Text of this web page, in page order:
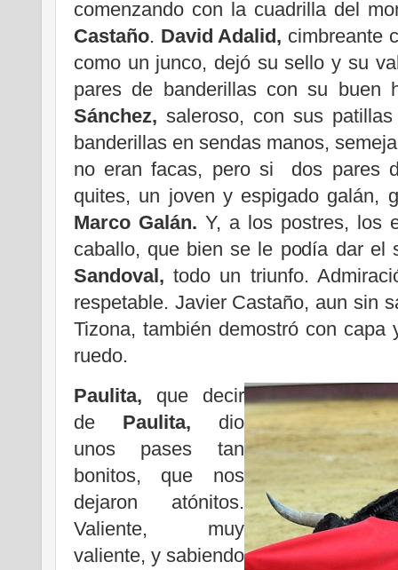
comenzando con la cuadrilla del
Castaño. David Adalid, cimbreante
como un junco, dejó su sello y su
pares de banderillas con su buen
Sánchez, saleroso, con sus
banderillas en sendas manos,
no eran facas, pero si dos pares
quites, un joven y espigado galán,
Marco Galán. Y, a los postres, los
caballo, que bien se le podía dar el
Sandoval, todo un triunfo.
respetable. Javier Castaño, aun sin
Tizona, también demostró con
ruedo.
Paulita, que decir
de Paulita, dio
unos pases tan
bonitos, que nos
dejaron atónitos.
Valiente, muy
valiente, y sabiendo